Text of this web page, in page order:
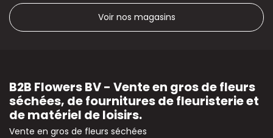
Voir nos magasins
B2B Flowers BV - Vente en gros de fleurs
séchées, de fournitures de fleuristerie et
de matériel de loisirs.
Vente en gros de fleurs séchées